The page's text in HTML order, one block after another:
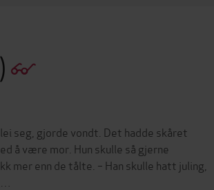
seg, gjorde vondt. Det hadde skåret
å være mor. Hun skulle så gjerne
enn de tålte. – Han skulle hatt juling,